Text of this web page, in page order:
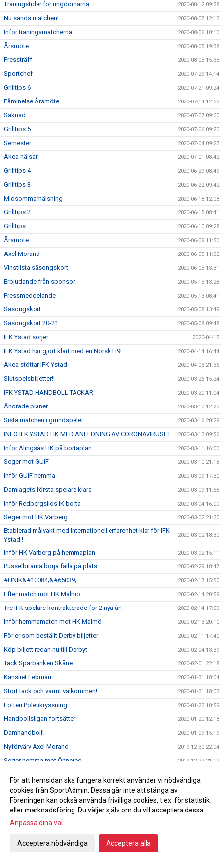
Träningstider för ungdomarna 2020-08-12 09:38
Nu sänds matchen! 2020-08-07 12:13
Inför träningsmatcherna 2020-08-06 10:10
Årsmöte 2020-08-05 19:38
Pressträff 2020-08-03 15:33
Sportchef 2020-07-29 14:14
Grilltips 6 2020-07-21 09:24
Påminelse Årsmöte 2020-07-14 12:55
Saknad 2020-07-07 09:00
Grilltips 5 2020-07-06 09:20
Semester 2020-07-04 09:27
Akea hälsar! 2020-07-01 08:42
Grilltips 4 2020-06-29 08:49
Grilltips 3 2020-06-22 09:42
Midsommarhälsning 2020-06-18 12:08
Grilltips 2 2020-06-15 08:41
Grilltips 2020-06-10 09:28
Årsmöte 2020-06-09 11:50
Axel Morand 2020-06-05 11:02
Vinstlista säsongskort 2020-06-03 13:31
Erbjudande från sponsor. 2020-05-13 13:28
Pressmeddelande 2020-05-13 08:41
Säsongskort 2020-05-08 13:49
Säsongskort 20-21 2020-05-08 09:48
IFK Ystad sörjer 2020-04-15
IFK Ystad har gjort klart med en Norsk H9! 2020-04-14 16:44
Akea stöttar IFK Ystad 2020-04-05 21:36
Slutspelsbiljetter!! 2020-03-26 15:24
IFK YSTAD HANDBOLL TACKAR 2020-03-20 11:04
Ändrade planer 2020-03-17 12:23
Sista matchen i grundspelet 2020-03-16 20:29
INFO IFK YSTAD HK MED ANLEDNING AV CORONAVIRUSET 2020-03-13 09:56
Inför Alingsås HK på bortaplan 2020-03-11 16:00
Seger mot GUIF 2020-03-10 21:18
Inför GUIF hemma 2020-03-09 17:30
Damlagets första spelare klara 2020-03-09 11:55
Inför Redbergslids IK borta 2020-03-04 16:00
Seger mot HK Varberg 2020-03-02 21:30
Etablerad målvakt med Internationell erfarenhet klar för IFK
Ystad !
2020-03-02 18:30
Inför HK Varberg på hemmaplan 2020-03-02 15:11
Pusselbitarna börja falla på plats 2020-02-29 18:47
#UNIK&#10084;&#65039; 2020-02-17 15:50
Efter match mot HK Malmö 2020-02-14 20:59
Tre IFK spelare kontrakterade för 2 nya år! 2020-02-14 17:00
Inför hemmamatch mot HK Malmö 2020-02-13 20:10
För er som beställt Derby biljetter 2020-02-11 17:40
Köp biljett redan nu till Derbyt 2020-02-04 13:39
Tack Sparbanken Skåne 2020-02-01 22:18
Kansliet Februari 2020-01-31 18:04
Stort tack och varmt välkommen! 2020-01-31 18:03
Lotteri Polenkryssning 2020-01-23 10:59
Handbollsligan fortsätter 2020-01-20 12:18
Damhandboll! 2020-01-09 15:19
Nyförvärv Axel Morand 2019-12-30 22:04
Seger hemma mot Önnered 2019-12-27 21:12
God jul & Gott nytt år
Vinst mot Sävehof 2019-12-18 22:16
Svenska mästarna gästar Ystad Arena
En julhälsning från en utav våra sponsorer
För att hemsidan ska fungera korrekt använder vi nödvändiga
cookies från SportAdmin. Dessa går inte att stänga av.
Föreningen kan också använda frivilliga cookies, t.ex. för statistik
eller marknadsföring. Du väljer själv om du vill acceptera dessa.
Anpassa dina val
Acceptera nödvändiga Acceptera alla